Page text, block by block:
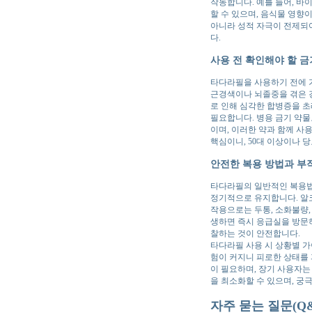
할 수 있으며, 음식물 영향
아니라 성적 자극이 전제
다.
사용 전 확인해야 할
타다라필을 사용하기 전에
근경색이나 뇌졸중을 겪은
로 인해 심각한 합병증을
필요합니다. 병용 금기 약
이며, 이러한 약과 함께 사
핵심이니, 50대 이상이나
안전한 복용 방법과 부
타다라필의 일반적인 복용
정기적으로 유지합니다.
작용으로는 두통, 소화불
생하면 즉시 응급실을 방문
찰하는 것이 안전합니다.
타다라필 사용 시 상황별
험이 커지니 피로한 상태
이 필요하며, 장기 사용자
을 최소화할 수 있으며, 궁
자주 묻는 질문